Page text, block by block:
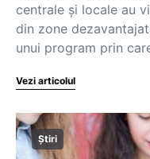
centrale și locale au
din zone
unui program prin
Vezi articolul
Știri